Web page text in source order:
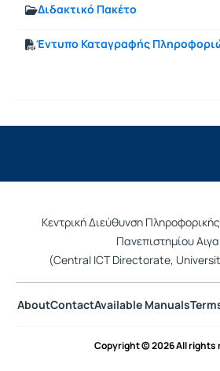
Διδακτικό Πακέτο
Έντυπο Καταγραφής
Κεντρική Διεύθυνση
Πανεπιστημίου
(Central ICT Directorate,
AboutContactAvailable Manuals
Copyright © 2026 All rights